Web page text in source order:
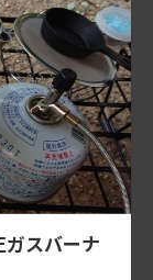
ガスバーナ